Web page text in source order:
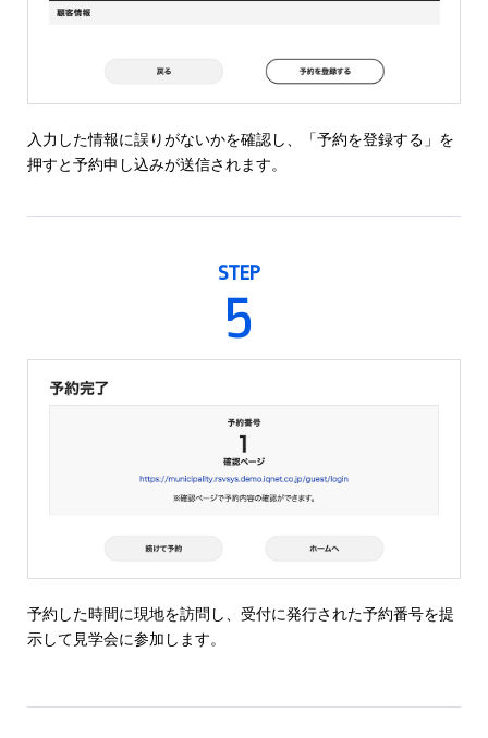
入力した情報に誤りがないかを確認し、「予約を登録する」を
押すと予約申し込みが送信されます。
STEP
5
予約した時間に現地を訪問し、受付に発行された予約番号を提
示して見学会に参加します。